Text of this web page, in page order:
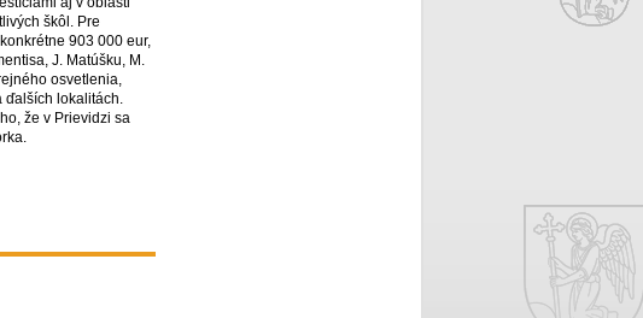
škôl. Pre
903 000 eur,
J. Matúšku, M.
osvetlenia,
lokalitách.
že v Prievidzi sa